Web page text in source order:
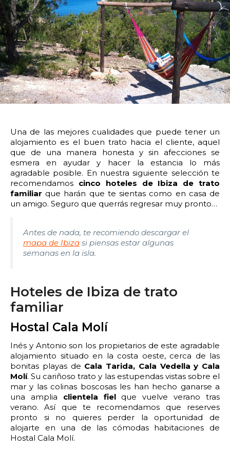
Una de las mejores cualidades que puede tener un
alojamiento es el buen trato hacia el cliente, aquel
que de una manera honesta y sin afecciones se
esmera en ayudar y hacer la estancia lo más
agradable posible. En nuestra siguiente selección te
recomendamos cinco hoteles de Ibiza de trato
familiar que harán que te sientas como en casa de
un amigo. Seguro que querrás regresar muy pronto…
Antes de nada, te recomiendo descargar el
mapa de Ibiza si piensas estar algunas
semanas en la isla.
Hoteles de Ibiza de trato
familiar
Hostal Cala Molí
Inés y Antonio son los propietarios de este agradable
alojamiento situado en la costa oeste, cerca de las
bonitas playas de Cala Tarida, Cala Vedella y Cala
Molí. Su cariñoso trato y las estupendas vistas sobre el
mar y las colinas boscosas les han hecho ganarse a
una amplia clientela fielque vuelve verano tras
verano. Así que te recomendamos que reserves
pronto si no quieres perder la oportunidad de
alojarte en una de las cómodas habitaciones de
Hostal Cala Molí.
14:00 14:30 15:00 15:30
16:00 16:30 17:00 17:30
18:00 18:30 19:00 19:30
20:00 20:30 21:00 21:30
22:00 22:30 23:00 23:30
Fecha y hora devolución:
0:00 0:30 1:00 1:30
2:00 2:30 3:00 3:30
4:00 4:30
8:00
10:00 10:30
12:00 12:30 13:00 13:30
14:00 14:30 15:00 15:30
16:00 16:30 17:00 17:30
18:00 18:30 19:00 19:30